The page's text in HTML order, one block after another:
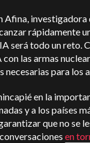
Afina, investigadora
rápidamente
será todo un reto.
las armas
necesarias para los
en la
y a los países
que no se
en